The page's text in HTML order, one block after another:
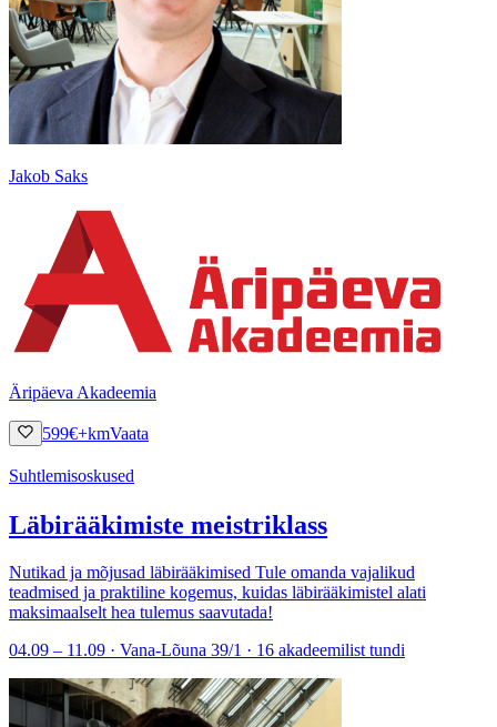
Jakob Saks
Äripäeva Akadeemia
599€+kmVaata
Suhtlemisoskused
Läbirääkimiste meistriklass
Nutikad ja mõjusad läbirääkimised Tule omanda vajalikud
teadmised ja praktiline kogemus, kuidas läbirääkimistel alati
maksimaalselt hea tulemus saavutada!
04.09 – 11.09 · Vana-Lõuna 39/1 · 16 akadeemilist tundi